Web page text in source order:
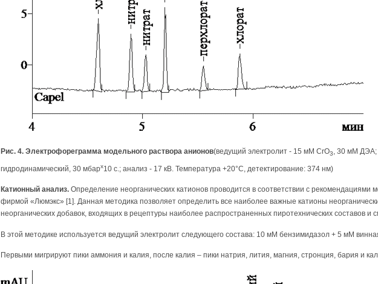
Рис. 4. Электрофореграмма модельного раствора анионов(ведущий электролит - 15 мМ CrO3, 30 мМ ДЭА;
гидродинамический, 30 мбарх10 с.; анализ - 17 кВ. Температура +20°С, детектирование: 374 нм)
Катионный анализ. Определение неорганических катионов проводится в соответствии с рекомендациями
фирмой «Люмэкс» [1]. Данная методика позволяет определить все наиболее важные катионы
неорганических добавок, входящих в рецептуры наиболее распространенных пиротехнических составов и
В этой методике используется ведущий электролит следующего состава: 10 мМ бензимидазол + 5 мМ
Первыми мигрируют пики аммония и калия, после калия – пики натрия, лития, магния, стронция, бария и